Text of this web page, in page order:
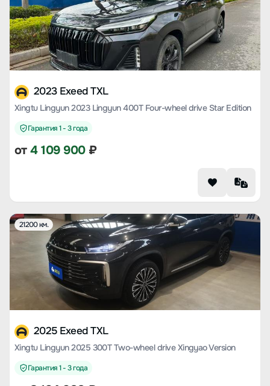
2023 Exeed TXL
Xingtu Lingyun 2023 Lingyun 400T Four-wheel drive Star Edition
Гарантия 1 - 3 года
от4 109 900₽
21200 км.
2025 Exeed TXL
Xingtu Lingyun 2025 300T Two-wheel drive Xingyao Version
Гарантия 1 - 3 года